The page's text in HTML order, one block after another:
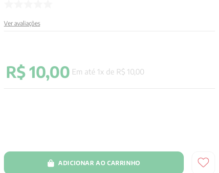
Ver avaliações
R$ 10,00 Em até 1x de R$ 10,00
ADICIONAR AO CARRINHO